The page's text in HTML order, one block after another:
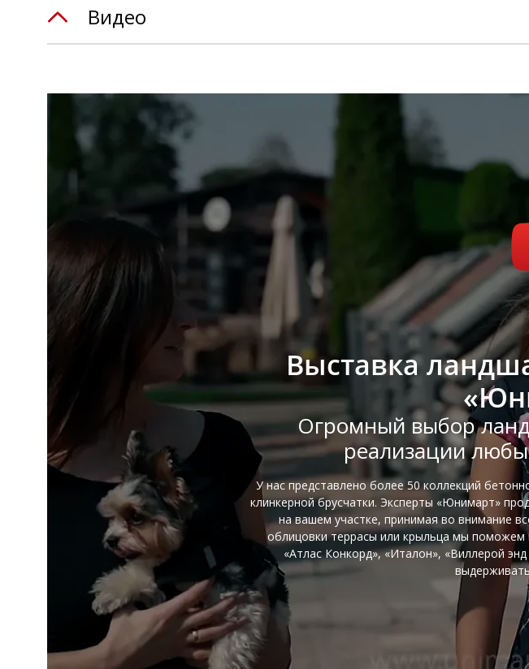
Видео
Выставка
Огромный выбор
реализации
У нас представлено более 50 коллекций
клинкерной брусчатки. Эксперты «Юнимарт»
на вашем участке, принимая во внимание
облицовки террасы или крыльца мы
«Атлас Конкорд», «Италон», «Виллерой